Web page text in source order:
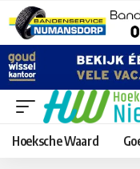
Hoeksche Waard